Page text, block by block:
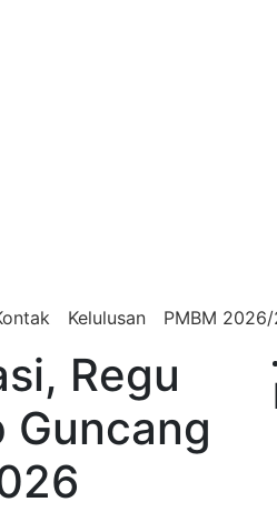
Kelulusan PMBM
Regu
Guncang